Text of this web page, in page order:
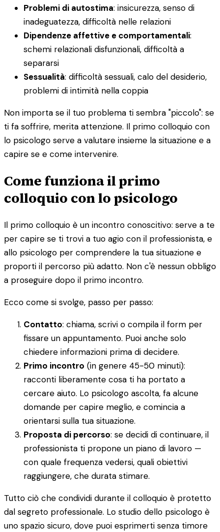
Problemi di autostima: insicurezza, senso di
inadeguatezza, difficoltà nelle relazioni
Dipendenze affettive e comportamentali:
schemi relazionali disfunzionali, difficoltà a
separarsi
Sessualità: difficoltà sessuali, calo del desiderio,
problemi di intimità nella coppia
Non importa se il tuo problema ti sembra "piccolo": se
ti fa soffrire, merita attenzione. Il primo colloquio con
lo psicologo serve a valutare insieme la situazione e a
capire se e come intervenire.
Come funziona il primo
colloquio con lo psicologo
Il primo colloquio è un incontro conoscitivo: serve a te
per capire se ti trovi a tuo agio con il professionista, e
allo psicologo per comprendere la tua situazione e
proporti il percorso più adatto. Non c'è nessun obbligo
a proseguire dopo il primo incontro.
Ecco come si svolge, passo per passo:
Contatto: chiama, scrivi o compila il form per
fissare un appuntamento. Puoi anche solo
chiedere informazioni prima di decidere.
Primo incontro (in genere 45-50 minuti):
racconti liberamente cosa ti ha portato a
cercare aiuto. Lo psicologo ascolta, fa alcune
domande per capire meglio, e comincia a
orientarsi sulla tua situazione.
Proposta di percorso: se decidi di continuare, il
professionista ti propone un piano di lavoro —
con quale frequenza vedersi, quali obiettivi
raggiungere, che durata stimare.
Tutto ciò che condividi durante il colloquio è protetto
dal segreto professionale. Lo studio dello psicologo è
uno spazio sicuro, dove puoi esprimerti senza timore